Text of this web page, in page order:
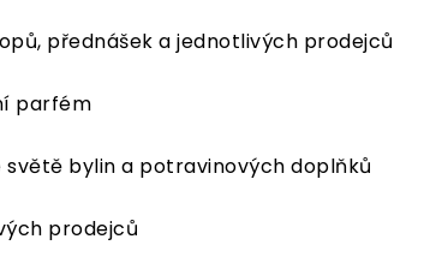
přednášek a jednotlivých prodejců
parfém
světě bylin a potravinových doplňků
prodejců